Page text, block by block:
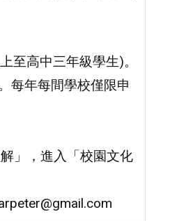
至高中三年級學生)。
每年每間學校僅限申
」，進入「校園文化